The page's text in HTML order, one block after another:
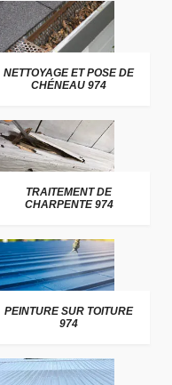
NETTOYAGE ET POSE DE
CHÉNEAU 974
TRAITEMENT DE
CHARPENTE 974
PEINTURE SUR TOITURE
974